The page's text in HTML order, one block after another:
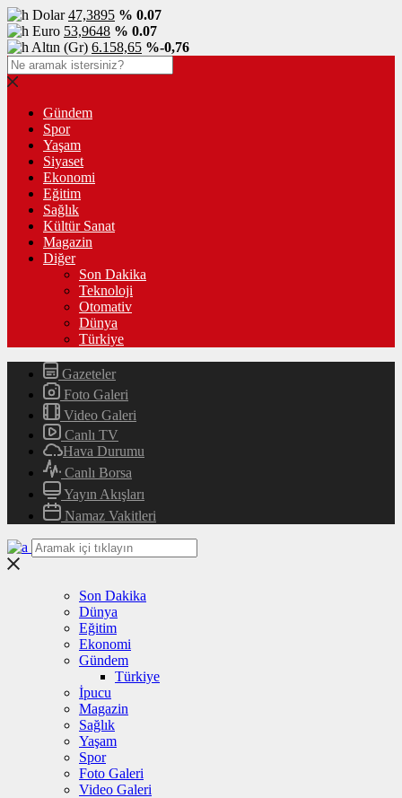
Dolar47,3895 % 0.07
Euro 53,9648 % 0.07
Altın (Gr) 6.158,65 %-0,76
Gündem
Spor
Yaşam
Siyaset
Ekonomi
Eğitim
Sağlık
Kültür Sanat
Magazin
Diğer
Son Dakika
Teknoloji
Otomativ
Dünya
Türkiye
Gazeteler
Foto Galeri
Video Galeri
Canlı TV
Hava Durumu
Canlı Borsa
Yayın Akışları
Namaz Vakitleri
Son Dakika
Dünya
Eğitim
Ekonomi
Gündem
Türkiye
İpucu
Magazin
Sağlık
Yaşam
Spor
Foto Galeri
Video Galeri